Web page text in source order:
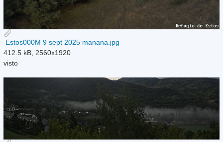
Estos000M 9 sept 2025 manana.jpg
412.5 kB, 2560x1920
visto